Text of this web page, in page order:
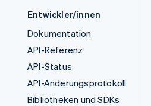
Entwickler/innen
Dokumentation
API-Referenz
API-Status
API-Änderungsprotokoll
Bibliotheken und SDKs